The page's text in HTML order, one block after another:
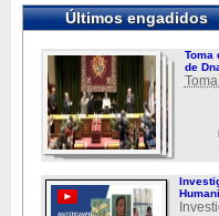
Últimos engadidos
Toma
de